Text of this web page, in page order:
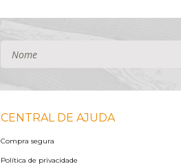
CENTRAL DE AJUDA
Compra segura
Política de privacidade